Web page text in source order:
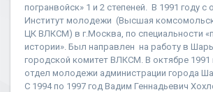
погранвойск» 1 и 2 степеней. В 1991 году с
Институт молодежи (Высшая
ЦК ВЛКСМ) в г.Москва, по специальности
истории». Был направлен на работу в
городской комитет ВЛКСМ. В октябре 1991
отдел молодежи администрации города
С 1994 по 1997 год Вадим Геннадьевич